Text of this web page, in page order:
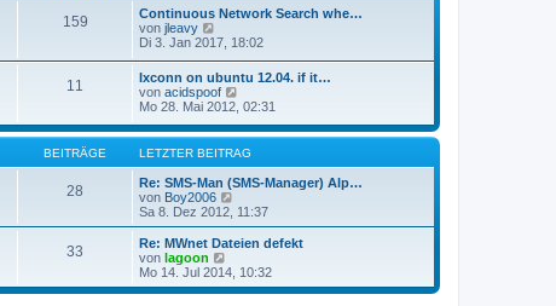
t
r
a
g
e
r
i
t
g
159
Continuous Network Search whe…
von jleavy
e
e
s
t
e
r
B
e
i
t
r
a
g
Di 3. Jan 2017, 18:02
11
Ixconn on ubuntu 12.04. if it…
von acidspoof
e
e
s
e
r
B
e
i
t
r
a
g
Mo 28. Mai 2012, 02:31
BEITRÄGE LETZTER BEITRAG
28
Re: SMS-Man (SMS-Manager) Alp…
von Boy2006
e
u
e
e
r
Sa 8. Dez 2012, 11:37
33
Re: MWnet Dateien defekt
von lagoon
e
u
Mo 14. Jul 2014, 10:32